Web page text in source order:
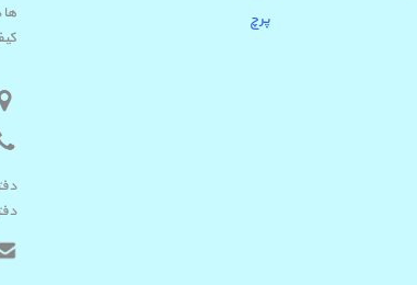
پرچ
دفتر
دفتر